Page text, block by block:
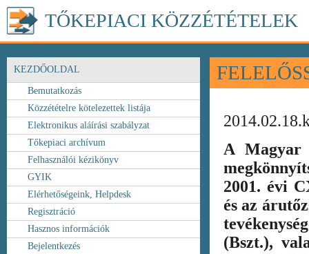
TŐKEPIACI KÖZZÉTÉTELEK
KEZDŐOLDAL
Bemutatkozás
Közzétételre kötelezettek listája
Elektronikus aláírási szabályzat
Tőkepiaci archívum
Felhasználói kézikönyv
GYIK
Elérhetőségeink, Helpdesk
Regisztráció
Hasznos információk
Bejelentkezés
A Magyar
2001. évi
és az
(Bszt.),